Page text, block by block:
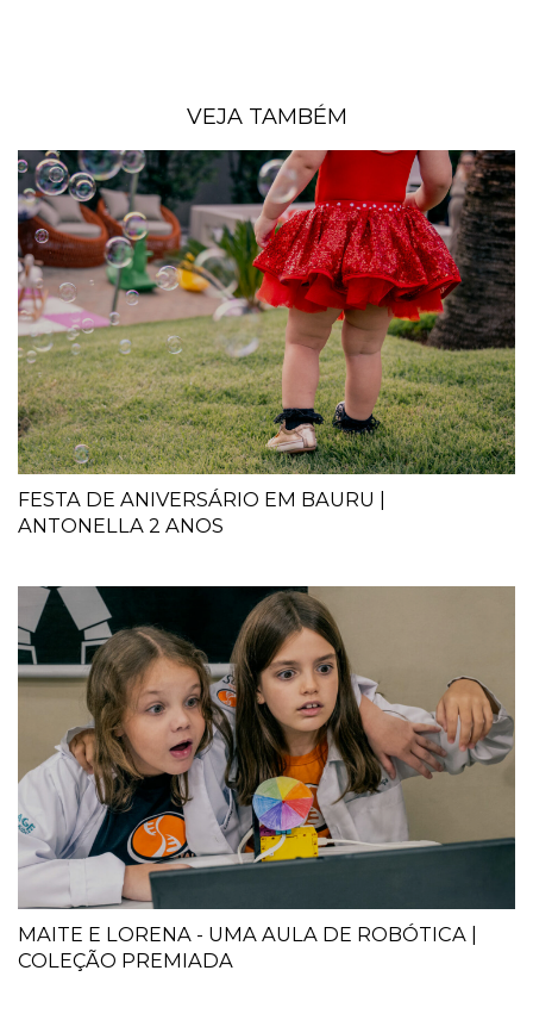
VEJA TAMBÉM
FESTA DE ANIVERSÁRIO EM BAURU |
ANTONELLA 2 ANOS
MAITE E LORENA - UMA AULA DE ROBÓTICA |
COLEÇÃO PREMIADA